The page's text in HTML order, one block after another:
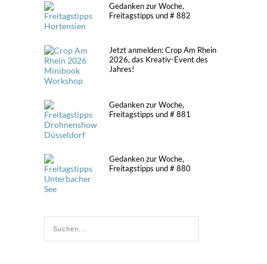
Gedanken zur Woche,
Freitagstipps und # 882
Jetzt anmelden: Crop Am Rhein
2026, das Kreativ-Event des
Jahres!
Gedanken zur Woche,
Freitagstipps und # 881
Gedanken zur Woche,
Freitagstipps und # 880